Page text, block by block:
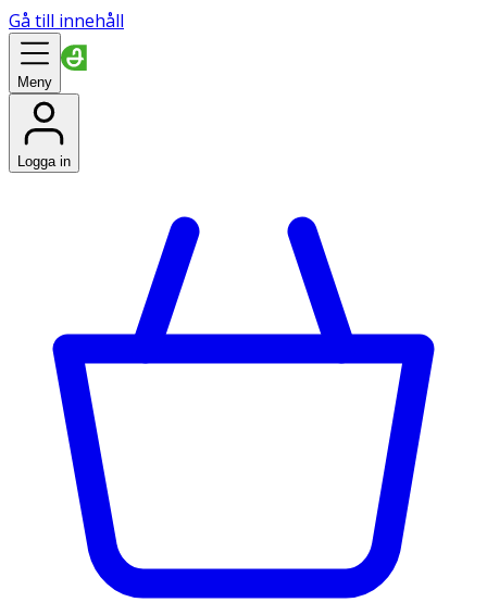
Gå till innehåll
Meny
Logga in